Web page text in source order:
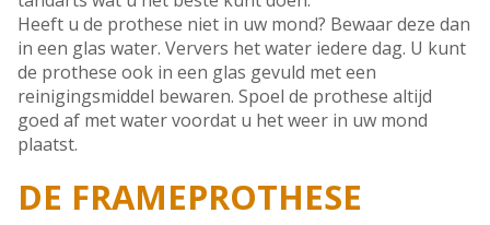
Heeft u de prothese niet in uw mond? Bewaar deze dan
in een glas water. Ververs het water iedere dag. U kunt
de prothese ook in een glas gevuld met een
reinigingsmiddel bewaren. Spoel de prothese altijd
goed af met water voordat u het weer in uw mond
plaatst.
DE FRAMEPROTHESE